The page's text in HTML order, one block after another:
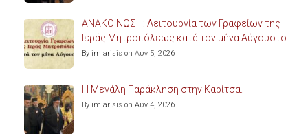
ΑΝΑΚΟΙΝΩΣΗ: Λειτουργία των Γραφείων της
Ιεράς Μητροπόλεως κατά τον μήνα Αύγουστο.
By imlarisis on Αυγ 5, 2026
Η Μεγάλη Παράκληση στην Καρίτσα.
By imlarisis on Αυγ 4, 2026